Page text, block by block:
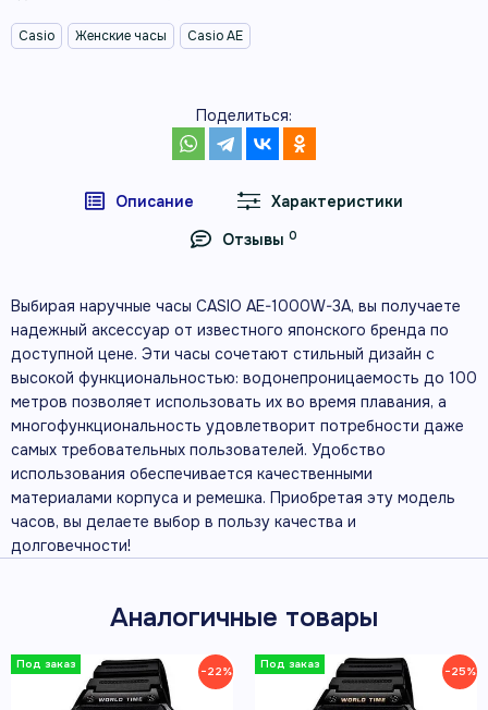
Casio Женские часы Casio AE
Поделиться:
Описание
Характеристики
Отзывы 0
Выбирая наручные часы CASIO AE-1000W-3A, вы получаете
надежный аксессуар от известного японского бренда по
доступной цене. Эти часы сочетают стильный дизайн с
высокой функциональностью: водонепроницаемость до 100
метров позволяет использовать их во время плавания, а
многофункциональность удовлетворит потребности даже
самых требовательных пользователей. Удобство
использования обеспечивается качественными
материалами корпуса и ремешка. Приобретая эту модель
часов, вы делаете выбор в пользу качества и
долговечности!
Аналогичные товары
−22% −25%